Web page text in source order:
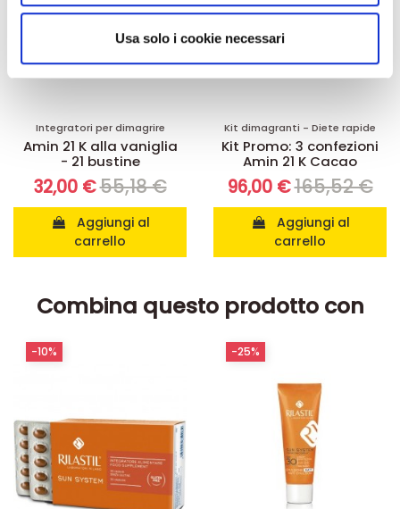
analizzare il nostro traffico. Condividiamo inoltre
informazioni sul modo in cui utilizza il nostro sito con i
nostri partner che si occupano di analisi dei dati web,
pubblicità e social media, i quali potrebbero combinarle
raccolto dal suo utilizzo dei loro servizi.
Usa solo i cookie necessari
Integratori per dimagrire
Amin 21 K alla vaniglia
- 21 bustine
32,00 €55,18 €
carrello
Kit dimagranti - Diete rapide
Kit Promo: 3 confezioni
Amin 21 K Cacao
96,00 €165,52 €
carrello
Combina questo prodotto con
-10% -25%